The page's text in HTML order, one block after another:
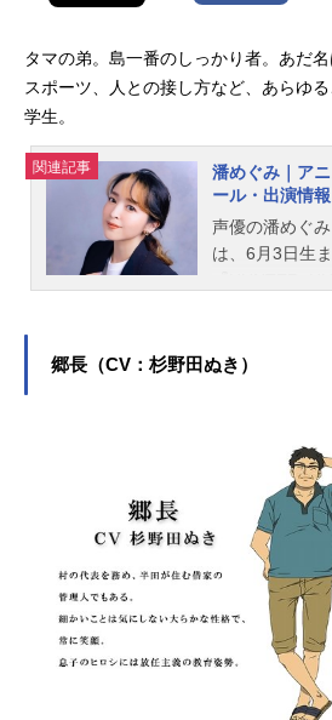
タマの弟。島一番のしっかり者。あだ
スポーツ、人との接し方など、あらゆ
学生。
関連記事
潘めぐみ｜ア
ール・出演情
声優の潘めぐ
は、6月3日生
のキャラクター
郷長（CV：杉野田ぬき）